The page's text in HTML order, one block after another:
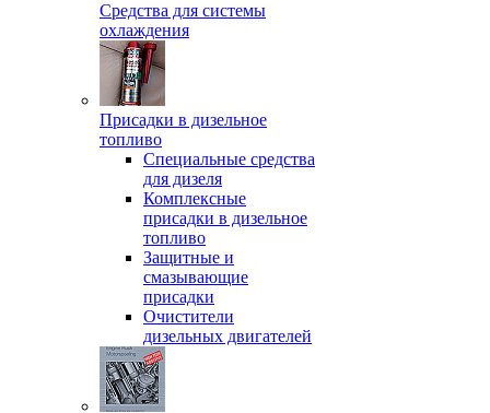
Средства для системы
охлаждения
Присадки в дизельное
топливо
Спeциальные средства
для дизеля
Комплексные
присадки в дизельное
топливо
Защитные и
смазывающие
присадки
Очистители
дизельных двигателей